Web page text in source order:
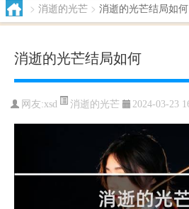
> 消逝的光芒 > 消逝的光芒结局如何
消逝的光芒结局如何
网友:xsd 消逝的光芒 2024-03-23